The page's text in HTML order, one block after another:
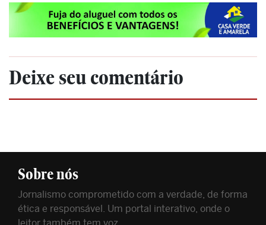
Deixe seu comentário
Sobre nós
Jornalismo comprometido com a verdade, de forma
ética e responsável. Um portal interativo, onde o